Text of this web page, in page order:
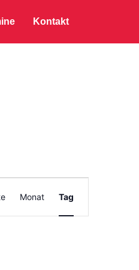
Kontakt
Ansichten-
Monat Tag